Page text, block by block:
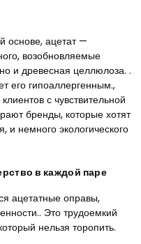
основе, ацетат —
возобновляемые
и древесная целлюлоза. .
его гипоаллергенным.,
с чувствительной
бренды, которые хотят
и немного экологического
в каждой паре
ацетатные оправы,
Это трудоемкий
нельзя торопить.